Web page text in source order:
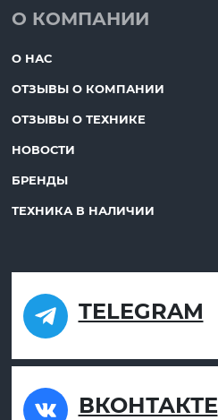
О КОМПАНИИ
О НАС
ОТЗЫВЫ О КОМПАНИИ
ОТЗЫВЫ О ТЕХНИКЕ
НОВОСТИ
БРЕНДЫ
ТЕХНИКА В НАЛИЧИИ
TELEGRAM
ВКОНТАКТЕ